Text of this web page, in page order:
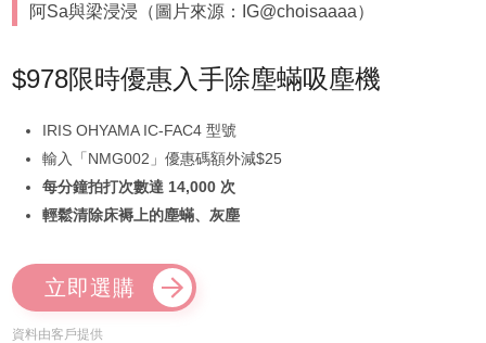
阿Sa與梁浸浸（圖片來源：IG@choisaaaa）
$978限時優惠入手除塵蟎吸塵機
IRIS OHYAMA IC-FAC4 型號
輸入「NMG002」優惠碼額外減$25
每分鐘拍打次數達 14,000 次
輕鬆清除床褥上的塵蟎、灰塵
立即選購
資料由客戶提供